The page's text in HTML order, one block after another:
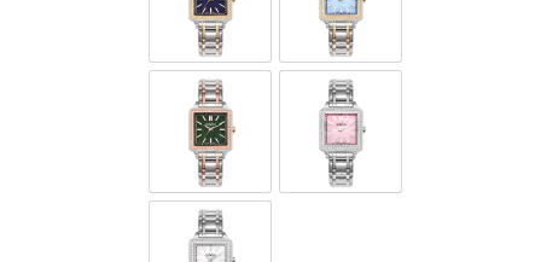
GOL596-SG-DD-9GOL596-SG-DD-9A
GOL596-SR-DD-12GOL596-SS-DD-6